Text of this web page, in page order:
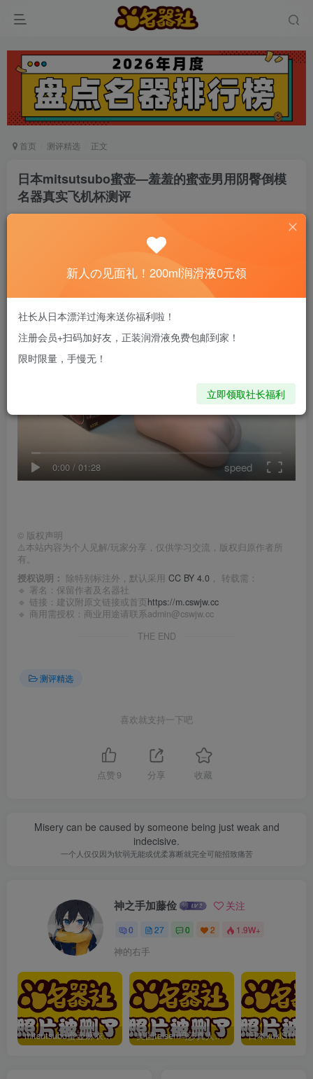
首页 测评精选 正文
日本mitsutsubo蜜壶—羞羞的蜜壶男用阴臀倒模
名器真实飞机杯测评
私信
📢 社长提示：新用户注册并加好友，免费领
200ml润滑液哦～
0:00 / 01:28 speed
© 版权声明
⚠️本站内容为个人见解/玩家分享，仅供学习交流，版权归原作者所
有。
授权说明： 除特别标注外，默认采用 CC BY 4.0 ， 转载需：
🔹 署名：保留作者及 名器社
🔹 链接：建议附原文链接或首页https://m.cswjw.cc
🔹 商用需授权：商业用途请联系admin@cswjw.cc
THE END
测评精选
喜欢就支持一下吧
点赞 9 分享 收藏
Misery can be caused by someone being just weak and
indecisive.
一个人仅仅因为软弱无能或优柔寡断就完全可能招致痛苦
神之手加藤俭 关注
0 27 0 2 1.9W+
神的右手
mitsutsubo蜜壶麻衣学姐真实倒模男用飞机杯测评推荐 美国taisen玛莎真人倒模屁股系列飞机杯推荐飞机杯测评视频
新人の见面礼！200ml润滑液0元领
社长从日本漂洋过海来送你福利啦！
注册会员+扫码加好友，正装润滑液免费包邮到家！
限时限量，手慢无！
立即领取社长福利